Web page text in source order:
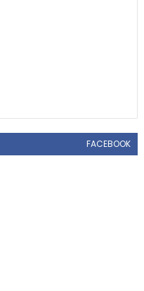
FACEBOOK